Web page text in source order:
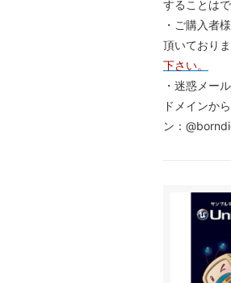
することはで
・ご購入者
頂いており
下さい。
・迷惑メー
ドメインか
ン：